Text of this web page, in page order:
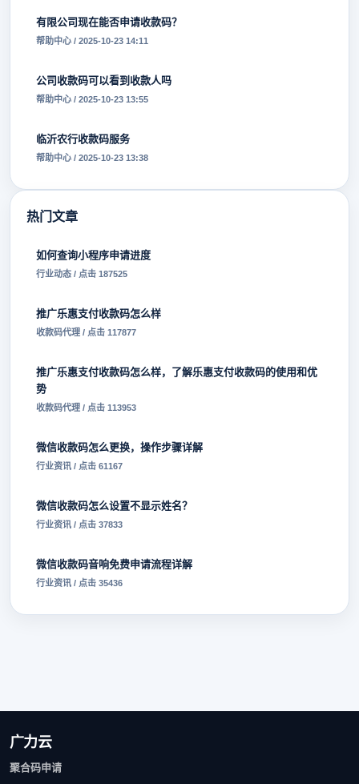
有限公司现在能否申请收款码？
帮助中心 / 2025-10-23 14:11
公司收款码可以看到收款人吗
帮助中心 / 2025-10-23 13:55
临沂农行收款码服务
帮助中心 / 2025-10-23 13:38
热门文章
如何查询小程序申请进度
行业动态 / 点击 187525
推广乐惠支付收款码怎么样
收款码代理 / 点击 117877
推广乐惠支付收款码怎么样，了解乐惠支付收款码的使用和优
势
收款码代理 / 点击 113953
微信收款码怎么更换，操作步骤详解
行业资讯 / 点击 61167
微信收款码怎么设置不显示姓名？
行业资讯 / 点击 37833
微信收款码音响免费申请流程详解
行业资讯 / 点击 35436
广力云
聚合码申请